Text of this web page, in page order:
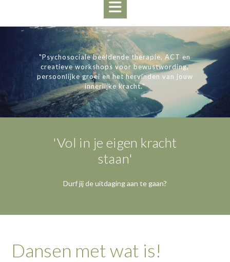
"Psychosociale beeldende therapie, ACT en
creatieve workshops voor bewustwording,
persoonlijke groei en het hervinden van jouw
innerlijke kracht."
'Vol in je eigen kracht
staan'
Durf jij de uitdaging aan te gaan?
Dansen met wat is!